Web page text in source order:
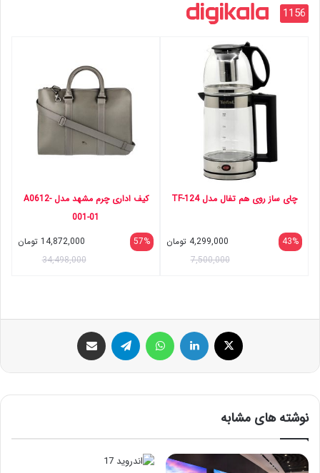
1156
چای ساز روی هم تفال مدل TF-124
43%
4,299,000 تومان
7,500,000
کیف اداری چرم مشهد مدل A0612-
001-01
57%
14,872,000 تومان
34,498,000
ایکس لینکداین تلگرام
نوشته های مشابه